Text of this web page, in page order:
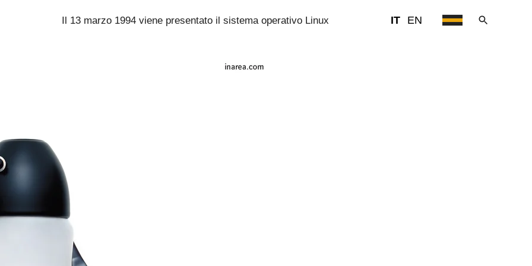
Il 13 marzo 1994 viene presentato il sistema operativo Linux IT EN